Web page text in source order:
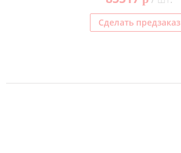
Сделать предзаказ